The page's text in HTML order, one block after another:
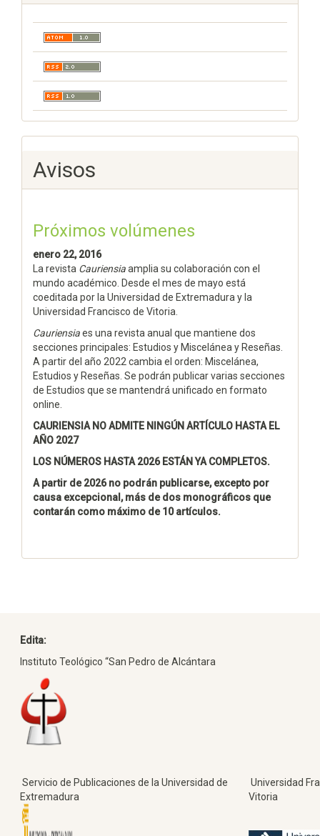
Avisos
Próximos volúmenes
enero 22, 2016
La revista Cauriensiaamplia su colaboración con el
mundo académico. Desde el mes de mayo está
coeditada por la Universidad de Extremadura y la
Universidad Francisco de Vitoria.
Cauriensiaes una revista anual que mantiene dos
secciones principales: Estudios y Miscelánea y Reseñas.
A partir del año 2022 cambia el orden: Miscelánea,
Estudios y Reseñas. Se podrán publicar varias secciones
de Estudios que se mantendrá unificado en formato
online.
CAURIENSIA NO ADMITE NINGÚN ARTÍCULO HASTA EL
AÑO 2027
LOS NÚMEROS HASTA 2026 ESTÁN YA COMPLETOS.
A partir de 2026 no podrán publicarse, excepto por
causa excepcional, más de dos monográficos que
contarán como máximo de 10 artículos.
Edita:
Instituto Teológico “San Pedro de Alcántara
Servicio de Publicaciones de la Universidad de
Extremadura
Universidad
Vitoria